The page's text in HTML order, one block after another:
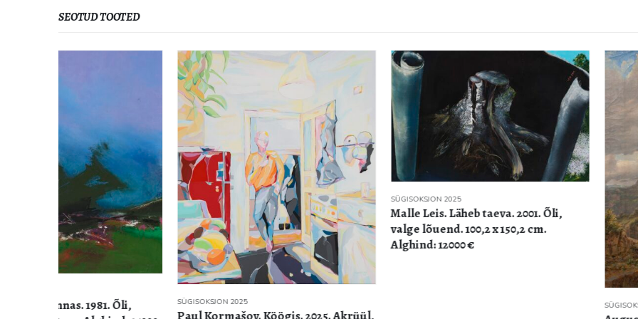
SEOTUD TOOTED
SÜGISOKSJON 2025
Paul Kormašov. Köögis. 2025. Akrüül,
SÜGISOKSJON 2025
Malle Leis. Läheb taeva. 2001. Õli,
valge lõuend. 100,2 x 150,2 cm.
Alghind: 12000 €